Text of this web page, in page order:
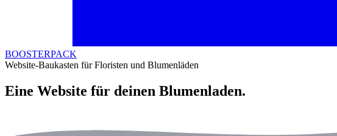
BOOSTERPACK
Website-Baukasten für Floristen und Blumenläden
Eine Website für deinen Blumenladen.